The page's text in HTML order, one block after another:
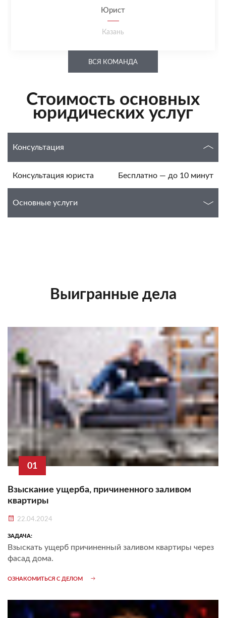
Юрист
Казань
ВСЯ КОМАНДА
Стоимость основных
юридических услуг
Консультация
Консультация юриста Бесплатно — до 10 минут
Основные услуги
Выигранные дела
01
Взыскание ущерба, причиненного заливом
квартиры
22.04.2024
ЗАДАЧА:
Взыскать ущерб причиненный заливом квартиры через
фасад дома.
ОЗНАКОМИТЬСЯ С ДЕЛОМ